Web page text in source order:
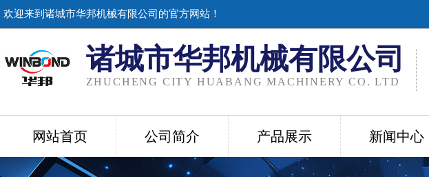
欢迎来到诸城市华邦机械有限公司的官方网站！
诸城市华邦机械有限公司
ZHUCHENG CITY HUABANG MACHINERY CO. LTD
网站首页 公司简介 产品展示 新闻中心